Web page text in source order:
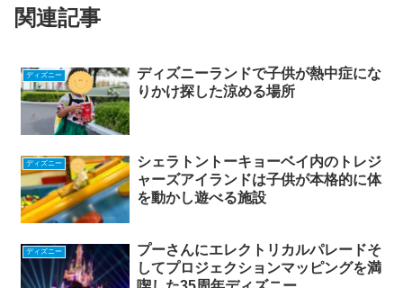
関連記事
ディズニー
ディズニーランドで子供が熱中症にな
りかけ探した涼める場所
ディズニー
シェラトントーキョーベイ内のトレジ
ャーズアイランドは子供が本格的に体
を動かし遊べる施設
ディズニー
プーさんにエレクトリカルパレードそ
してプロジェクションマッピングを満